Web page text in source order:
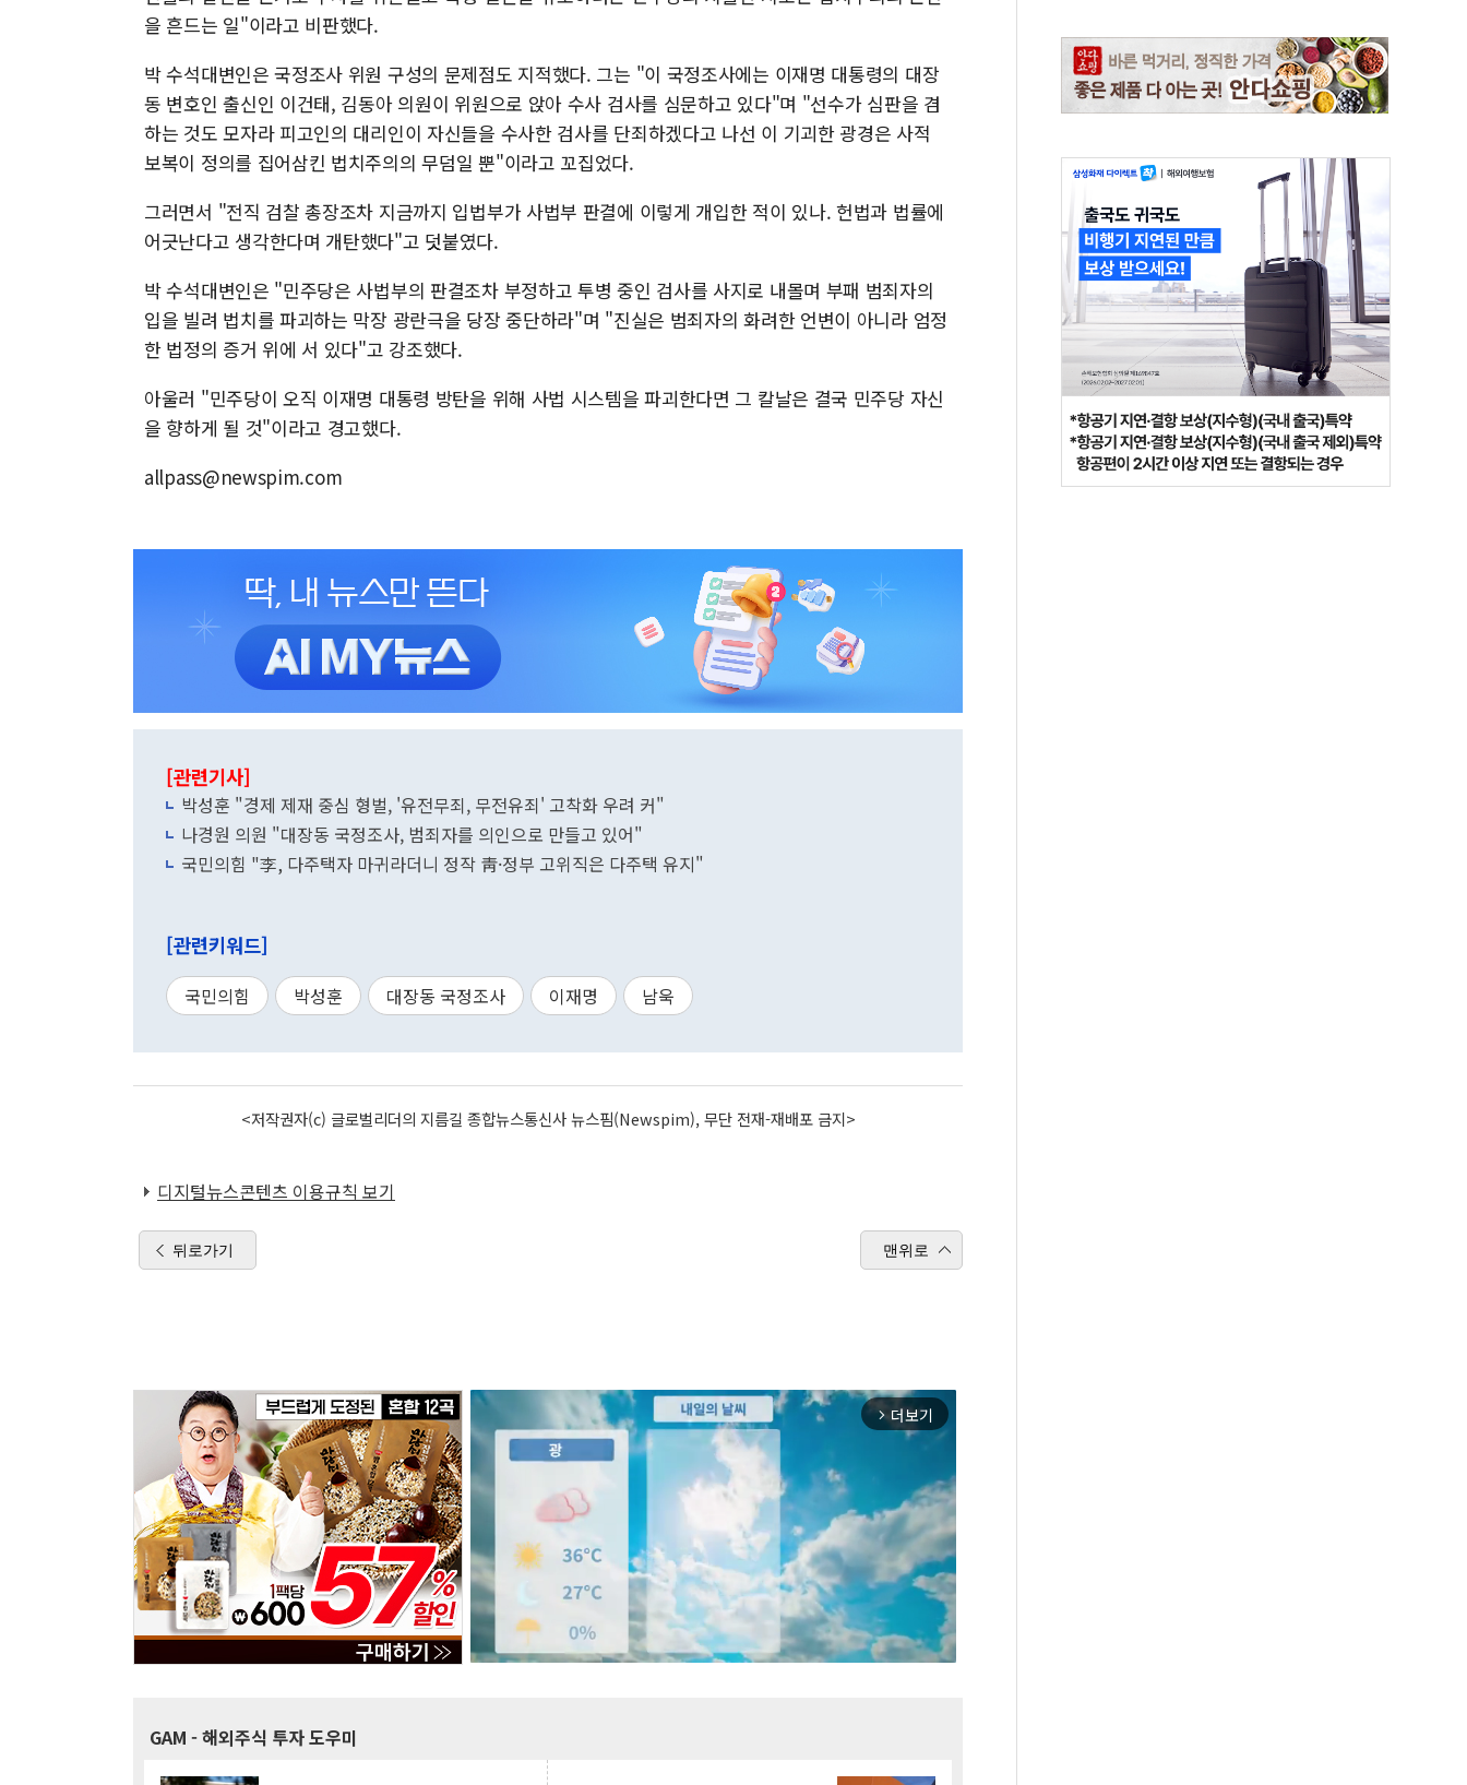
을 흔드는 일"이라고 비판했다.
박 수석대변인은 국정조사 위원 구성의 문제점도 지적했다. 그는 "이 국정조사에는 이재명 대통령의 대장
동 변호인 출신인 이건태, 김동아 의원이 위원으로 앉아 수사 검사를 심문하고 있다"며 "선수가 심판을 겸
하는 것도 모자라 피고인의 대리인이 자신들을 수사한 검사를 단죄하겠다고 나선 이 기괴한 광경은 사적
보복이 정의를 집어삼킨 법치주의의 무덤일 뿐"이라고 꼬집었다.
그러면서 "전직 검찰 총장조차 지금까지 입법부가 사법부 판결에 이렇게 개입한 적이 있나. 헌법과 법률에
어긋난다고 생각한다며 개탄했다"고 덧붙였다.
박 수석대변인은 "민주당은 사법부의 판결조차 부정하고 투병 중인 검사를 사지로 내몰며 부패 범죄자의
입을 빌려 법치를 파괴하는 막장 광란극을 당장 중단하라"며 "진실은 범죄자의 화려한 언변이 아니라 엄정
한 법정의 증거 위에 서 있다"고 강조했다.
아울러 "민주당이 오직 이재명 대통령 방탄을 위해 사법 시스템을 파괴한다면 그 칼날은 결국 민주당 자신
을 향하게 될 것"이라고 경고했다.
allpass@newspim.com
[관련기사]
박성훈 "경제 제재 중심 형벌, '유전무죄, 무전유죄' 고착화 우려 커"
나경원 의원 "대장동 국정조사, 범죄자를 의인으로 만들고 있어"
국민의힘 "李, 다주택자 마귀라더니 정작 靑·정부 고위직은 다주택 유지"
[관련키워드]
국민의힘 박성훈 대장동 국정조사 이재명 남욱
<저작권자(c) 글로벌리더의 지름길 종합뉴스통신사 뉴스핌(Newspim), 무단 전재-재배포 금지>
디지털뉴스콘텐츠 이용규칙 보기
뒤로가기 맨위로
arrow_forward_ios 더보기
GAM - 해외주식 투자 도우미